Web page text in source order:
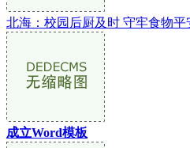
北海：校园后厨及时 守牢食物平
成立Word模板